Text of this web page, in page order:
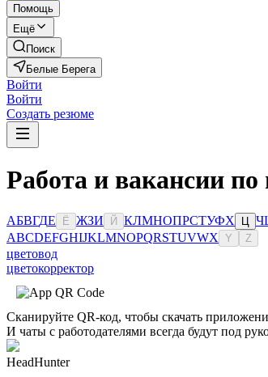
Помощь
Ещё
Поиск
Белые Берега
Войти
Войти
Создать резюме
Работа и вакансии
АБВГДЕ Ё ЖЗИ Й КЛМНОПРСТУФХ Ч
ABCDEFGHIJKLMNOPQRSTUVWX Y Z
цветовод
цветокорректор
Сканируйте QR-код, чтобы скачать
И чаты с работодателями всегда будут под
HeadHunter